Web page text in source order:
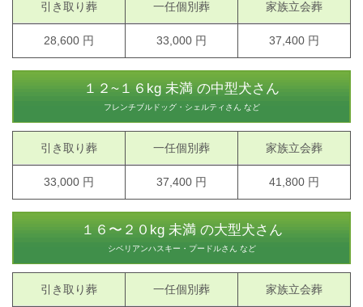
引き取り葬 一任個別葬 家族立会葬
28,600 円 33,000 円 37,400 円
１２~１６kg 未満 の中型犬さん
フレンチブルドッグ・シェルティさん など
引き取り葬 一任個別葬 家族立会葬
33,000 円 37,400 円 41,800 円
１６〜２０kg 未満 の大型犬さん
シベリアンハスキー・プードルさん など
引き取り葬 一任個別葬 家族立会葬